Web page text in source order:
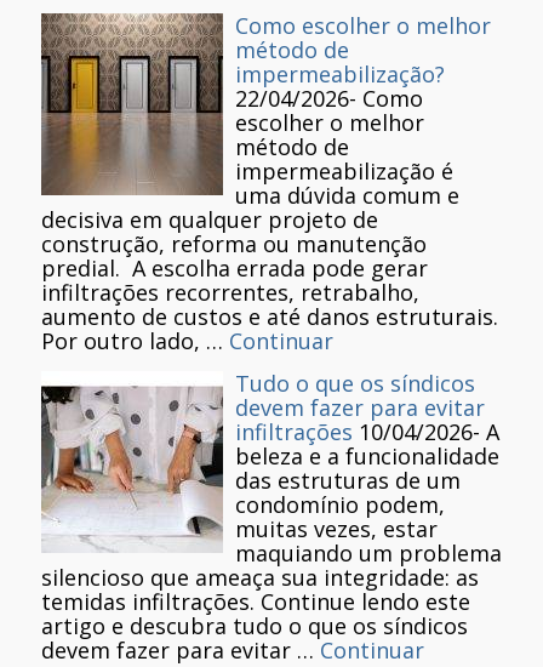
Como escolher o melhor
método de
impermeabilização?
22/04/2026- Como
escolher o melhor
método de
impermeabilização é
uma dúvida comum e
decisiva em qualquer projeto de
construção, reforma ou manutenção
predial. A escolha errada pode gerar
infiltrações recorrentes, retrabalho,
aumento de custos e até danos estruturais.
Por outro lado, … Continuar
Tudo o que os síndicos
devem fazer para evitar
infiltrações 10/04/2026- A
beleza e a funcionalidade
das estruturas de um
condomínio podem,
muitas vezes, estar
maquiando um problema
silencioso que ameaça sua integridade: as
temidas infiltrações. Continue lendo este
artigo e descubra tudo o que os síndicos
devem fazer para evitar … Continuar